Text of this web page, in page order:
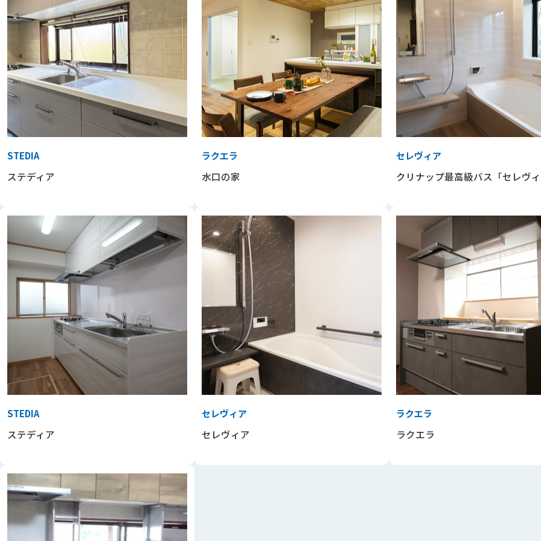
STEDIA
ステディア
ラクエラ
水口の家
セレヴィア
クリナップ最高級バス「セレヴ
STEDIA
ステディア
セレヴィア
セレヴィア
ラクエラ
ラクエラ